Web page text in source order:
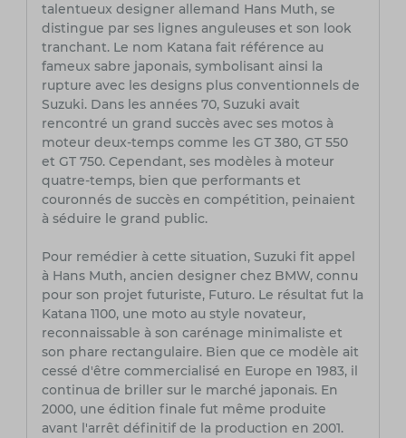
talentueux designer allemand Hans Muth, se
distingue par ses lignes anguleuses et son look
tranchant. Le nom Katana fait référence au
fameux sabre japonais, symbolisant ainsi la
rupture avec les designs plus conventionnels de
Suzuki. Dans les années 70, Suzuki avait
rencontré un grand succès avec ses motos à
moteur deux-temps comme les GT 380, GT 550
et GT 750. Cependant, ses modèles à moteur
quatre-temps, bien que performants et
couronnés de succès en compétition, peinaient
à séduire le grand public.
Pour remédier à cette situation, Suzuki fit appel
à Hans Muth, ancien designer chez BMW, connu
pour son projet futuriste, Futuro. Le résultat fut la
Katana 1100, une moto au style novateur,
reconnaissable à son carénage minimaliste et
son phare rectangulaire. Bien que ce modèle ait
cessé d'être commercialisé en Europe en 1983, il
continua de briller sur le marché japonais. En
2000, une édition finale fut même produite
avant l'arrêt définitif de la production en 2001.